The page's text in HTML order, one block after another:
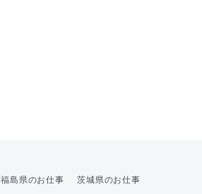
福島県のお仕事 茨城県のお仕事